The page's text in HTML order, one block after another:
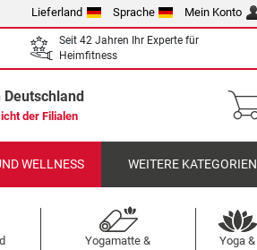
Lieferland Sprache Mein Konto
Seit 42 Jahren Ihr Experte für
Heimfitness
Deutschland
der Filialen
WELLNESS WEITERE KATEGORIEN
Yogamatte &
Yoga &